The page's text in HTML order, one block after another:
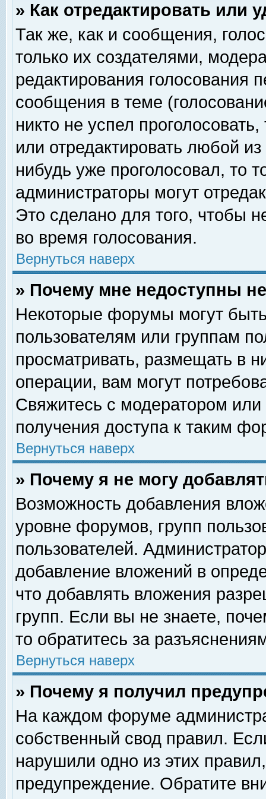
» Как отредактировать или
Так же, как и сообщения,
только их создателями,
редактирования голосования
сообщения в теме
никто не успел
или отредактировать любой
нибудь уже проголосовал, то
администраторы могут
Это сделано для того, чтобы
во время голосования.
Вернуться наверх
» Почему мне недоступны
Некоторые форумы могут
пользователям или группам
просматривать, размещать в
операции, вам могут
Свяжитесь с модератором
получения доступа к таким
Вернуться наверх
» Почему я не могу
Возможность добавления
уровне форумов, групп
пользователей.
добавление вложений в
что добавлять вложения
групп. Если вы не знаете,
то обратитесь за
Вернуться наверх
» Почему я получил
На каждом форуме
собственный свод правил.
нарушили одно из этих
предупреждение. Обратите